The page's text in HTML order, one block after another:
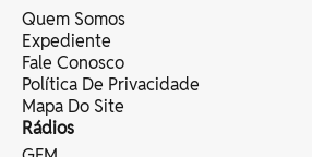
Quem Somos
Expediente
Fale Conosco
Política De Privacidade
Mapa Do Site
Rádios